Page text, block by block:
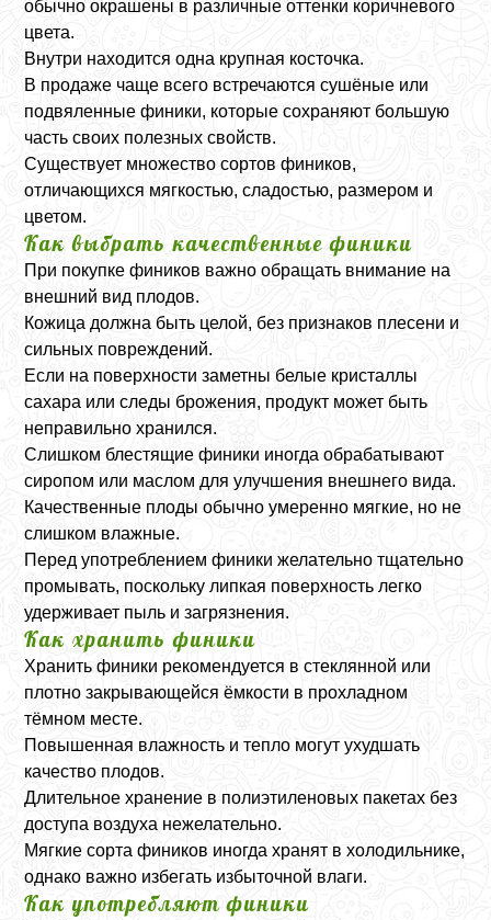
обычно окрашены в различные оттенки коричневого
цвета.
Внутри находится одна крупная косточка.
В продаже чаще всего встречаются сушёные или
подвяленные финики, которые сохраняют большую
часть своих полезных свойств.
Существует множество сортов фиников,
отличающихся мягкостью, сладостью, размером и
цветом.
Как выбрать качественные финики
При покупке фиников важно обращать внимание на
внешний вид плодов.
Кожица должна быть целой, без признаков плесени и
сильных повреждений.
Если на поверхности заметны белые кристаллы
сахара или следы брожения, продукт может быть
неправильно хранился.
Слишком блестящие финики иногда обрабатывают
сиропом или маслом для улучшения внешнего вида.
Качественные плоды обычно умеренно мягкие, но не
слишком влажные.
Перед употреблением финики желательно тщательно
промывать, поскольку липкая поверхность легко
удерживает пыль и загрязнения.
Как хранить финики
Хранить финики рекомендуется в стеклянной или
плотно закрывающейся ёмкости в прохладном
тёмном месте.
Повышенная влажность и тепло могут ухудшать
качество плодов.
Длительное хранение в полиэтиленовых пакетах без
доступа воздуха нежелательно.
Мягкие сорта фиников иногда хранят в холодильнике,
однако важно избегать избыточной влаги.
Как употребляют финики